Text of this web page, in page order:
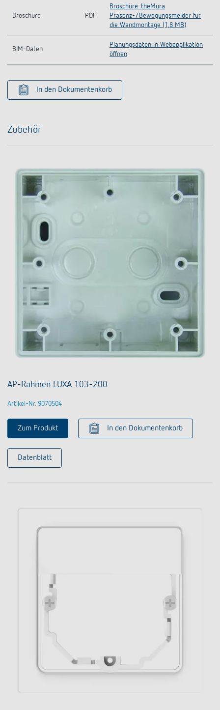
Broschüre PDF
Broschüre: theMura
Präsenz-/Bewegungsmelder für
die Wandmontage (1,8 MB)
BIM-Daten
Planungsdaten in Webapplikation
öffnen
In den Dokumentenkorb
Zubehör
AP-Rahmen LUXA 103-200
Artikel-Nr. 9070504
Zum Produkt In den Dokumentenkorb
Datenblatt